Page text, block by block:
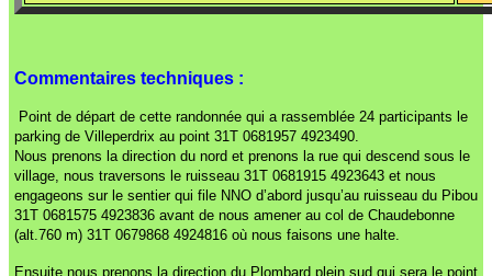
Commentaires techniques :
Point de départ de cette randonnée qui a rassemblée 24 participants le
parking de Villeperdrix au point 31T 0681957 4923490.
Nous prenons la direction du nord et prenons la rue qui descend sous le
village, nous traversons le ruisseau 31T 0681915 4923643 et nous
engageons sur le sentier qui file NNO d’abord jusqu’au ruisseau du Pibou
31T 0681575 4923836 avant de nous amener au col de Chaudebonne
(alt.760 m) 31T 0679868 4924816 où nous faisons une halte.
Ensuite nous prenons la direction du Plombard plein sud qui sera le point